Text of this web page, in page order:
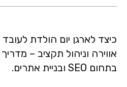
כיצד לארגן יום הולדת
אווירה וניהול תקציב –
בתחום SEO ובניית אתרים.